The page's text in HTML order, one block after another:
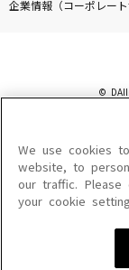
企業情報（コーポレート
©
このサイトに掲載されて
を問わず、著作権法の定
を禁じます。
楽曲及びコンテンツは、
楽曲及びコンテンツの配
We use cookies
website, to
our traffic. Please
your cookie